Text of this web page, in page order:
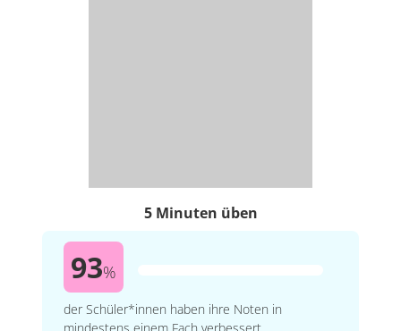
5 Minuten üben
93%
der Schüler*innen haben ihre Noten in